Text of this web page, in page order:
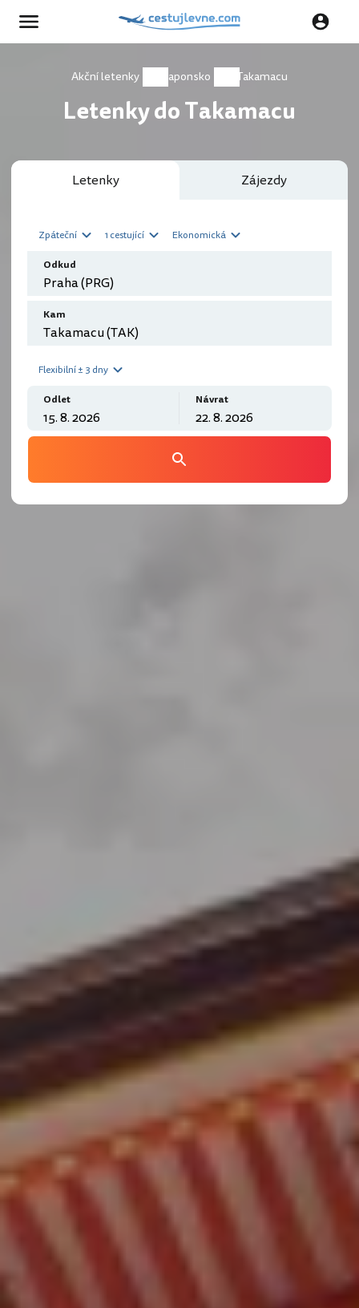
Akční letenky Japonsko Takamacu
Letenky do Takamacu
Letenky Zájezdy
Zpáteční 1 cestující Ekonomická
Odkud
Kam
Flexibilní ± 3 dny
Odlet Návrat